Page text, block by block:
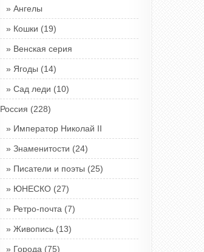
Ангелы
Кошки (19)
Венская серия
Ягоды (14)
Сад леди (10)
Россия (228)
Император Николай II
Знаменитости (24)
Писатели и поэты (25)
ЮНЕСКО (27)
Ретро-почта (7)
Живопись (13)
Города (75)